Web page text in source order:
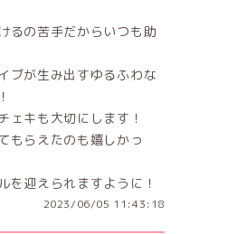
るの苦手だからいつも助
ブが生み出すゆるふわな
ェキも大切にします！
もらえたのも嬉しかっ
を迎えられますように！
2023/06/05 11:43:18